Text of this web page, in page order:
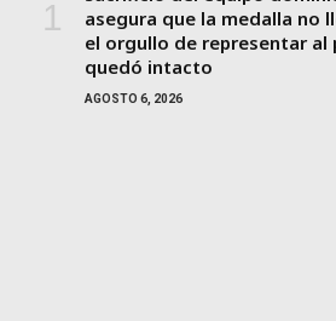
asegura que la medalla no
el orgullo de representar al
quedó intacto
AGOSTO 6, 2026